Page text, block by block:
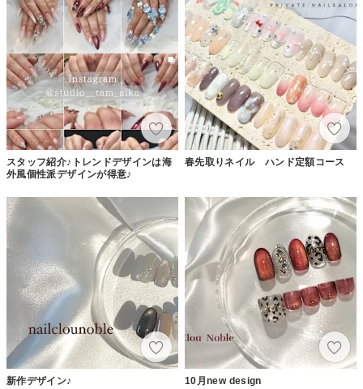
スタッフ紹介♪トレンドデザインは海
外風個性派デザインが得意♪
春先取りネイル ハンド定額コース
新作デザイン♪ 10月new design